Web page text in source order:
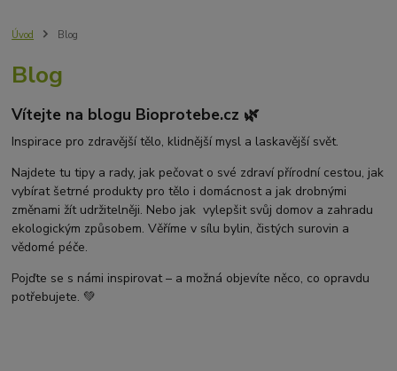
bez chemie
Přírodní čistící prostředky
Jak se zbavit lupů
Příčiny lupů Léčba lupů
Suchá pokožka hlavy a lupy
Přírodní prostředky na lupy
Mastná pokožka hlavy a lupy
Svědění pokožky hlavy
Kvasinky a lupy
diadnostické testy
měření moči
hodnota pH kyselý zásaditý
neutrální
měření pH
Úvod Blog
Blog
Vítejte na blogu Bioprotebe.cz 🌿
Inspirace pro zdravější tělo, klidnější mysl a laskavější svět.
Najdete tu tipy a rady, jak pečovat o své zdraví přírodní cestou, jak
vybírat šetrné produkty pro tělo i domácnost a jak drobnými
změnami žít udržitelněji. Nebo jak vylepšit svůj domov a zahradu
ekologickým způsobem. Věříme v sílu bylin, čistých surovin a
vědomé péče.
Pojďte se s námi inspirovat – a možná objevíte něco, co opravdu
potřebujete. 💚